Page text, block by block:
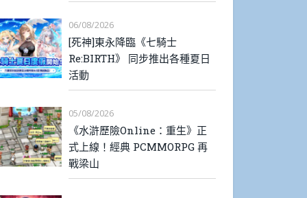
06/08/2026
[死神]東永降臨《七騎士
Re:BIRTH》 同步推出各種夏日
活動
05/08/2026
《水滸歷險Online：重生》正
式上線！經典 PCMMORPG 再
戰梁山